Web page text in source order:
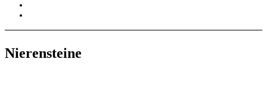
Nierensteine